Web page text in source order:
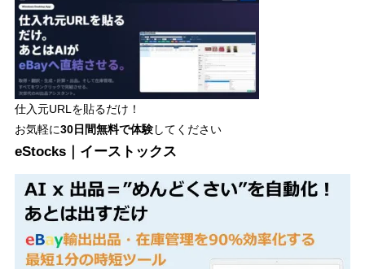
仕入元URLを貼るだけ！
お気軽に30日間無料で体験してください
eStocks｜イーストックス